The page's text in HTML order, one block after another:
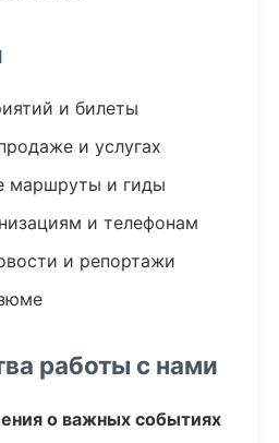
и билеты
и услугах
маршруты и гиды
и телефонам
и репортажи
работы с нами
о важных событиях